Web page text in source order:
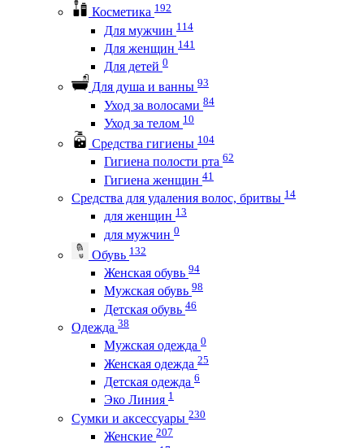
Косметика 192
Для мужчин 114
Для женщин 141
Для детей 0
Для душа и ванны 93
Уход за волосами 84
Уход за телом 10
Средства гигиены 104
Гигиена полости рта 62
Гигиена женщин 41
Средства для удаления волос, бритвы 14
для женщин 13
для мужчин 0
Обувь 132
Женская обувь 94
Мужская обувь 98
Детская обувь 46
Одежда 38
Мужская одежда 0
Женская одежда 25
Детская одежда 6
Эко Линия 1
Сумки и аксессуары 230
Женские 207